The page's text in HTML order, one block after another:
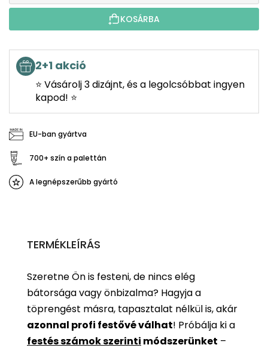
KOSÁRBA
2+1 akció
⭐ Vásárolj 3 dizájnt, és a legolcsóbbat ingyen
kapod! ⭐
EU-ban gyártva
700+ szín a palettán
A legnépszerűbb gyártó
TERMÉKLEÍRÁS
Szeretne Ön is festeni, de nincs elég
bátorsága vagy önbizalma? Hagyja a
töprengést másra, tapasztalat nélkül is, akár
azonnal profi festővé válhat! Próbálja ki a
festés számok szerinti módszerünket –